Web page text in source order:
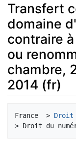
Transfert
domaine
contraire
ou
chambre,
2014 (fr)
France  > Droit